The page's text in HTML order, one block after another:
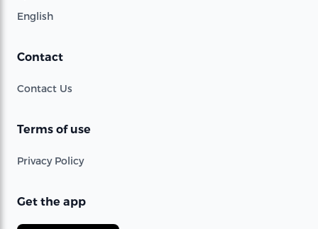
English
Contact
Contact Us
Terms of use
Privacy Policy
Get the app